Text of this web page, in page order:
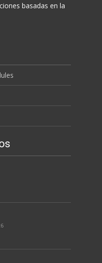
basadas en la